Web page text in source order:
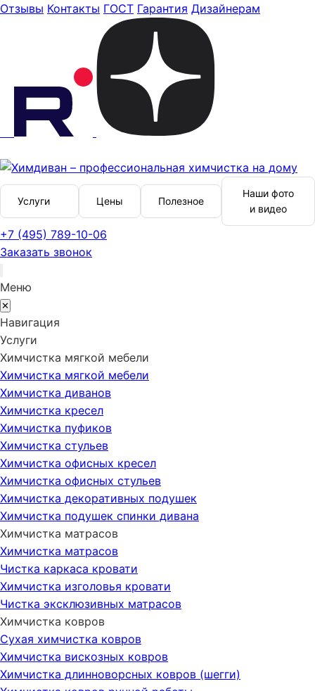
Отзывы Контакты ГОСТ Гарантия Дизайнерам
Услуги Цены Полезное
Наши фото
и видео
+7 (495) 789-10-06
Заказать звонок
Меню
✕
Навигация
Услуги
Химчистка мягкой мебели
Химчистка мягкой мебели
Химчистка диванов
Химчистка кресел
Химчистка пуфиков
Химчистка стульев
Химчистка офисных кресел
Химчистка офисных стульев
Химчистка декоративных подушек
Химчистка подушек спинки дивана
Химчистка матрасов
Химчистка матрасов
Чистка каркаса кровати
Химчистка изголовья кровати
Чистка эксклюзивных матрасов
Химчистка ковров
Сухая химчистка ковров
Химчистка вискозных ковров
Химчистка длинноворсных ковров (шегги)